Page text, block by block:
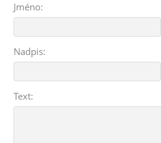
Jméno:
Nadpis:
Text: